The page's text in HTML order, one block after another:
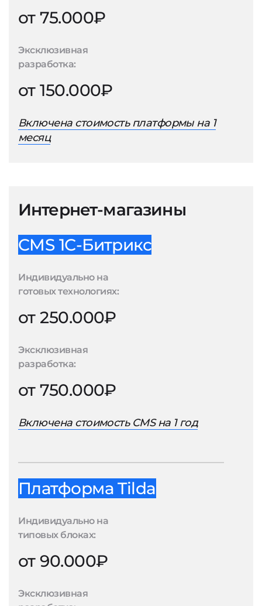
от 75.000₽
Эксклюзивная
разработка:
от 150.000₽
Включена стоимость платформы на 1
месяц
Интернет-магазины
CMS 1С-Битрикс
Индивидуально на
готовых технологиях:
от 250.000₽
Эксклюзивная
разработка:
от 750.000₽
Включена стоимость CMS на 1 год
Платформа Tilda
Индивидуально на
типовых блоках:
от 90.000₽
Эксклюзивная